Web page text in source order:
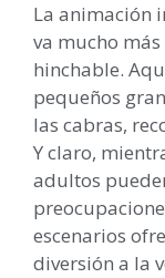
La animación
va mucho
hinchable.
pequeños
las cabras,
Y claro,
adultos
escenarios
diversión a la